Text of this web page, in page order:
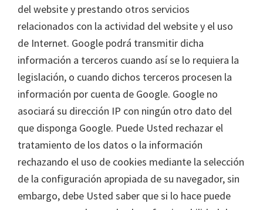
del website y prestando otros servicios
relacionados con la actividad del website y el uso
de Internet. Google podrá transmitir dicha
información a terceros cuando así se lo requiera la
legislación, o cuando dichos terceros procesen la
información por cuenta de Google. Google no
asociará su dirección IP con ningún otro dato del
que disponga Google. Puede Usted rechazar el
tratamiento de los datos o la información
rechazando el uso de cookies mediante la selección
de la configuración apropiada de su navegador, sin
embargo, debe Usted saber que si lo hace puede